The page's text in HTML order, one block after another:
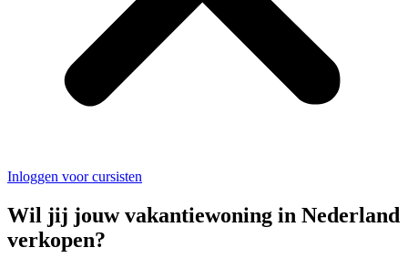
Inloggen voor cursisten
Wil jij jouw vakantiewoning in Nederland
verkopen?